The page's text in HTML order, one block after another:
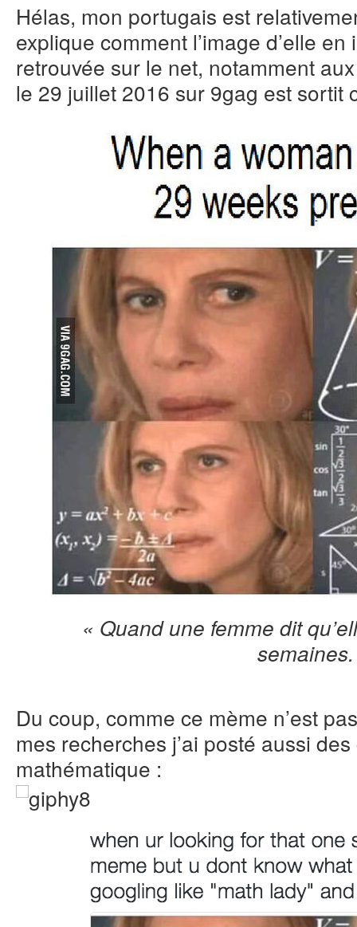
Hélas, mon portugais est
explique comment l’image d’elle en
retrouvée sur le net, notamment
le 29 juillet 2016 sur 9gag est sortit
« Quand une femme dit
Du coup, comme ce mème n’est
mes recherches j’ai posté aussi
mathématique :